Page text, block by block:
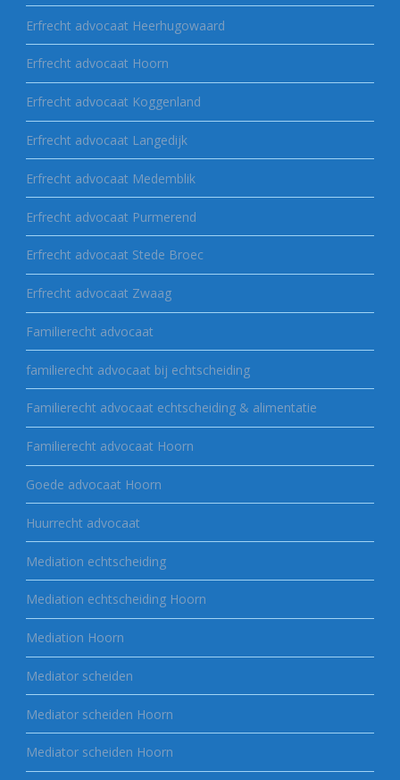
Erfrecht advocaat Heerhugowaard
Erfrecht advocaat Hoorn
Erfrecht advocaat Koggenland
Erfrecht advocaat Langedijk
Erfrecht advocaat Medemblik
Erfrecht advocaat Purmerend
Erfrecht advocaat Stede Broec
Erfrecht advocaat Zwaag
Familierecht advocaat
familierecht advocaat bij echtscheiding
Familierecht advocaat echtscheiding & alimentatie
Familierecht advocaat Hoorn
Goede advocaat Hoorn
Huurrecht advocaat
Mediation echtscheiding
Mediation echtscheiding Hoorn
Mediation Hoorn
Mediator scheiden
Mediator scheiden Hoorn
Mediator scheiden Hoorn